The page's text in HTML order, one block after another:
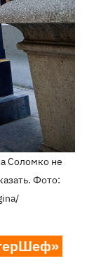
Соломко не
Фото: